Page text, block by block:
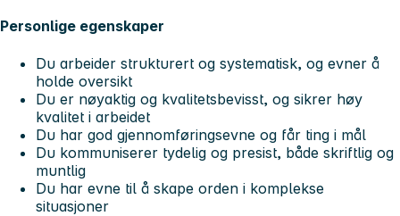
Personlige egenskaper
Du arbeider strukturert og systematisk, og evner å
holde oversikt
Du er nøyaktig og kvalitetsbevisst, og sikrer høy
kvalitet i arbeidet
Du har god gjennomføringsevne og får ting i mål
Du kommuniserer tydelig og presist, både skriftlig og
muntlig
Du har evne til å skape orden i komplekse
situasjoner